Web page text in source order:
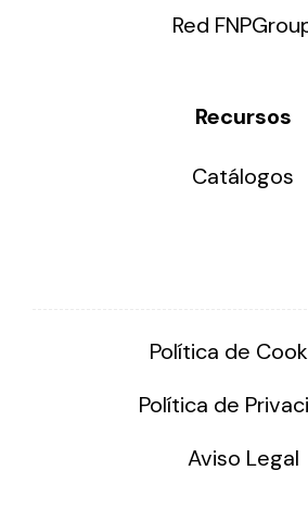
Red
Recursos
Catálogos
Política de
Política de
Aviso Legal